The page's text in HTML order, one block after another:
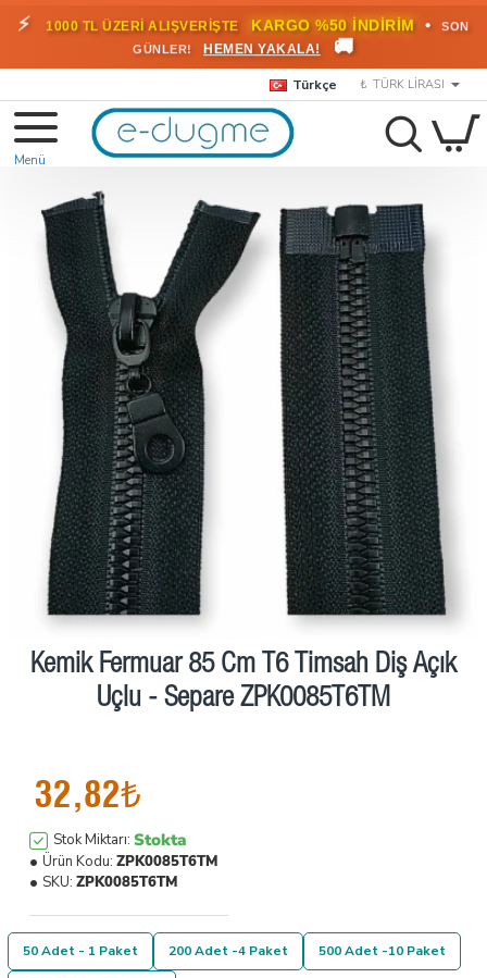
🎁 2000 TL ÜZERİ SİPARİŞLERDE KARGO BEDAVA! •
HEMEN
FAYDALANIN
🚚
Türkçe ₺ TÜRK LIRASI
Kemik Fermuar 85 Cm T6 Timsah Diş Açık
Uçlu - Separe ZPK0085T6TM
32,82₺
Stok Miktarı: Stokta
Ürün Kodu: ZPK0085T6TM
SKU: ZPK0085T6TM
50 Adet - 1 Paket 200 Adet -4 Paket 500 Adet -10 Paket